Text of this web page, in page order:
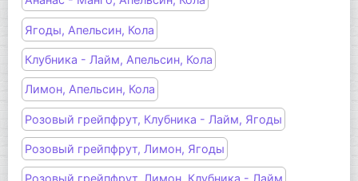
Ягоды, Апельсин, Кола
Клубника - Лайм, Апельсин, Кола
Лимон, Апельсин, Кола
Розовый грейпфрут, Клубника - Лайм, Ягоды
Розовый грейпфрут, Лимон, Ягоды